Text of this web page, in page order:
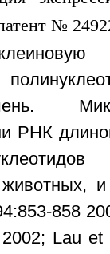
мишень.
РНК
858
Lau